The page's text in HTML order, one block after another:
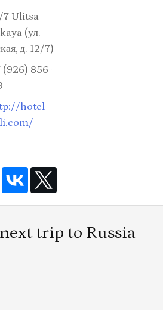
7 Ulitsa
(ул.
д. 12/7)
(926) 856-
hotel-
trip to Russia